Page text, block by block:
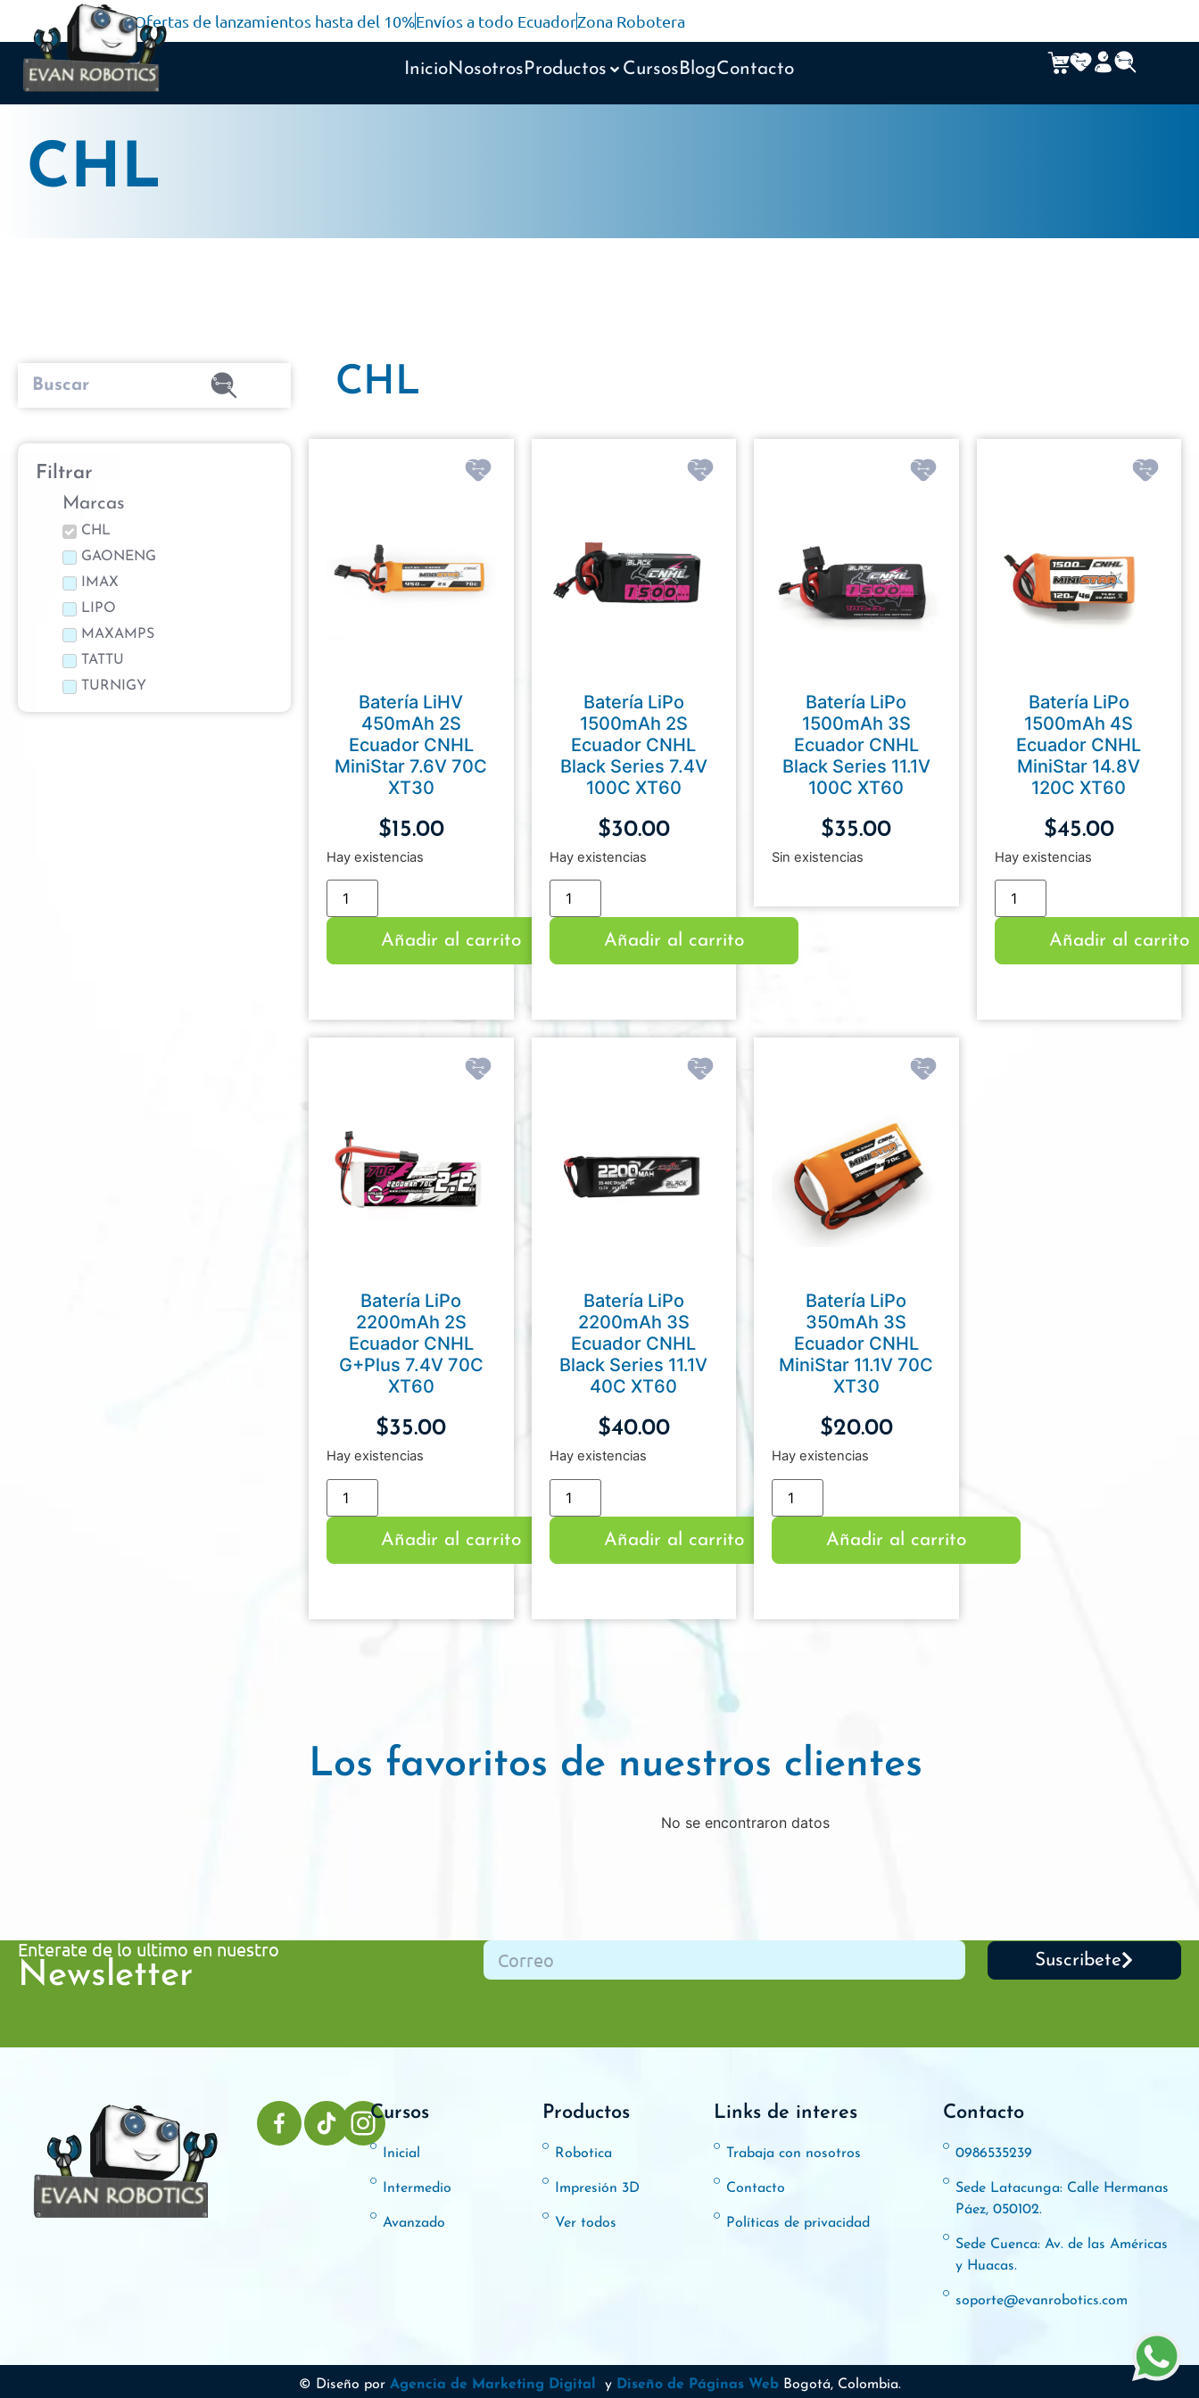
Ofertas de lanzamientos hasta del 10%Envíos a todo EcuadorZona Robotera
InicioNosotros Productos Cursos BlogContacto
CHL
Filtrar
Marcas
CHL
GAONENG
IMAX
LIPO
MAXAMPS
TATTU
TURNIGY
CHL
Batería LiHV
450mAh 2S
Ecuador CNHL
MiniStar 7.6V 70C
XT30
$15.00
Hay existencias
Añadir al carrito
Batería LiPo
1500mAh 2S
Ecuador CNHL
Black Series 7.4V
100C XT60
$30.00
Hay existencias
Añadir al carrito
Batería LiPo
1500mAh 3S
Ecuador CNHL
Black Series 11.1V
100C XT60
$35.00
Sin existencias
Batería LiPo
1500mAh 4S
Ecuador CNHL
MiniStar 14.8V
120C XT60
$45.00
Hay existencias
Añadir al carrito
Batería LiPo
2200mAh 2S
Ecuador CNHL
G+Plus 7.4V 70C
XT60
$35.00
Hay existencias
Añadir al carrito
Batería LiPo
2200mAh 3S
Ecuador CNHL
Black Series 11.1V
40C XT60
$40.00
Hay existencias
Añadir al carrito
Batería LiPo
350mAh 3S
Ecuador CNHL
MiniStar 11.1V 70C
XT30
$20.00
Hay existencias
Añadir al carrito
Los favoritos de nuestros clientes
No se encontraron datos
Enterate de lo ultimo en nuestro
Newsletter Suscribete
Cursos
Inicial
Intermedio
Avanzado
Productos
Robotica
Impresión 3D
Ver todos
Links de interes
Trabaja con nosotros
Contacto
Políticas de privacidad
Contacto
0986535239
Sede Latacunga: Calle Hermanas
Páez, 050102.
Sede Cuenca: Av. de las Américas
y Huacas.
soporte@evanrobotics.com
© Diseño por Agencia de Marketing Digital y Diseño de Páginas Web Bogotá, Colombia.